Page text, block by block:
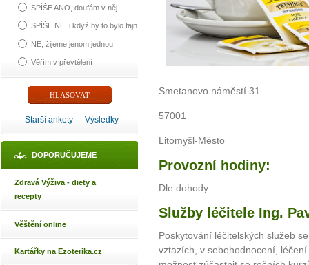
SPÍŠE ANO, doufám v něj
SPÍŠE NE, i když by to bylo fajn
NE, žijeme jenom jednou
Věřím v převtělení
Starší ankety Výsledky
DOPORUČUJEME
Zdravá Výživa - diety a
recepty
Věštění online
Kartářky na Ezoterika.cz
Smetanovo náměstí 31
57001
Litomyšl-Město
Provozní hodiny:
Dle dohody
Služby léčitele Ing.
Poskytování léčitelských služeb
vztazích, v sebehodnocení,